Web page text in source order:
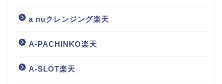
a nuクレンジング楽天
A-PACHINKO楽天
A-SLOT楽天